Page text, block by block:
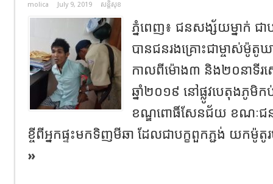
molica July 9, 2019 សន្តិសុខ
ភ្នំពេញ៖ ជនសង្ស័យម្នាក់ ជាប
បានជនរងគ្រោះជាម្ចាស់ម៉ូតូ
កាលពីម៉ោង៣ និង២០នាទីរស
ឆ្នាំ២០១៩ នៅផ្លូវបេតុងភូមិ
ខណ្ឌពោធិ៍សែនជ័យ ខណៈ
ខ្ចីពីអ្នកផ្ទះមកទិញមីឆា ដែលជាបក្ខពួកភ្ជង់ យកម៉ូ
»